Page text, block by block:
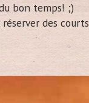
bon temps! ;)
des courts